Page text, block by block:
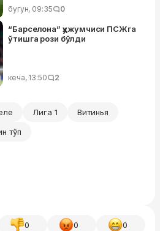
бугун, 09:35 0
“Барселона” ҳужумчиси ПСЖга
ўтишга рози бўлди
кеча, 13:50 2
Лига 1
Витинья
тўп
0 0 0